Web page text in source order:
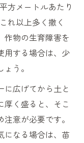
方メートルあたり
れ以上多く撒く
作物の生育障害を
用する場合は、少
う。
広げてから土と
厚く盛ると、そこ
意が必要です。
になる場合は、苗